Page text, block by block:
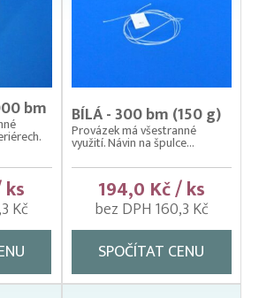
bm
Kč
BÍLÁ - 300 bm (150 g)
Provázek má všestranné
využití. Návin na špulce...
194,0 Kč / ks
bez DPH 160,3 Kč
SPOČÍTAT CENU